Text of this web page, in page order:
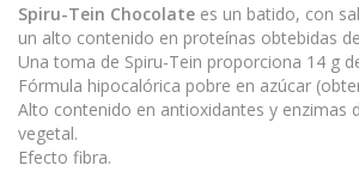
Spiru-Tein Chocolate es un batido, con
un alto contenido en proteínas obtebidas
Una toma de Spiru-Tein proporciona 14 g
Fórmula hipocalórica pobre en azúcar
Alto contenido en antioxidantes y enzimas
vegetal.
Efecto fibra.